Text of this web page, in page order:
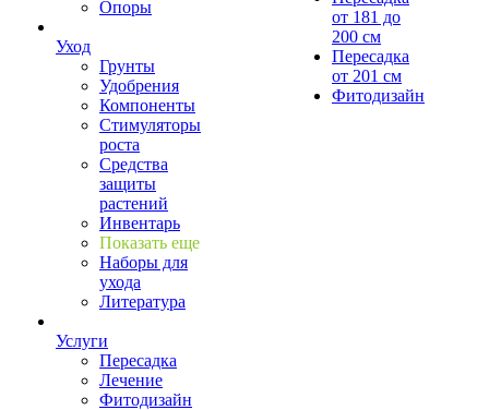
Опоры
Уход
Грунты
Удобрения
Компоненты
Стимуляторы
роста
Средства
защиты
растений
Инвентарь
Показать еще
Наборы для
ухода
Литература
Услуги
Пересадка
Лечение
Фитодизайн
от 181 до
200 см
Пересадка
от 201 см
Фитодизайн